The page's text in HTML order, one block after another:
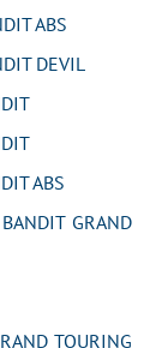
ABS
DEVIL
ABS
GRAND
TOURING